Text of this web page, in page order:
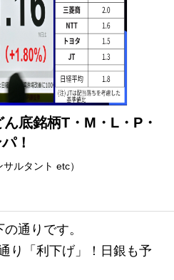
底銘柄T・M・L・P・
！
ルタント etc）
通りです。
り「利下げ」！日銀も予